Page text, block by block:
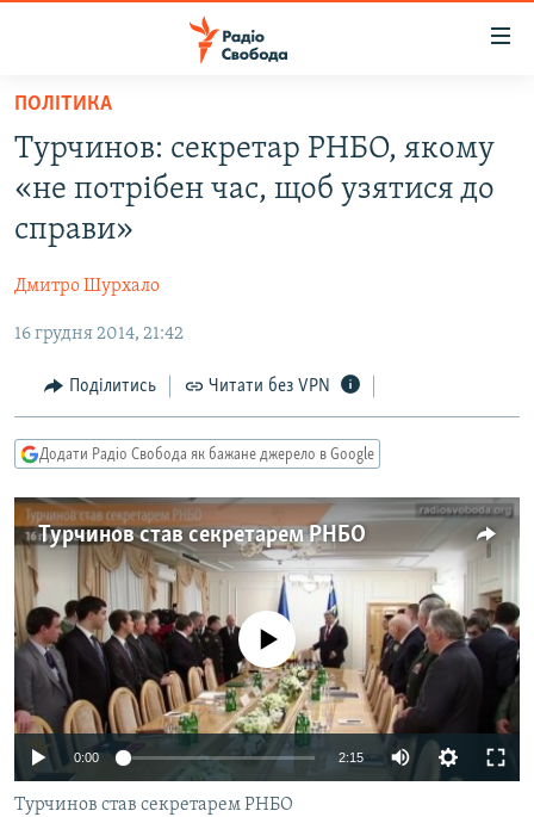
Перейти
основного
матеріалу
до
основної
навігації
Перейти
пошуку
ВСЕ ЗА ДОБУ
ЕКОНОМІКА
СУСПІЛЬСТВО
КУЛЬТУРА
УКРАЇНА
СВІТ
РОСІЙСЬКА «ФІЛЬТРАЦІЯ»
ДОНБАС.РЕАЛІЇ
КРИМ.РЕАЛІЇ
СХЕМИ
КИТАЙ.ВИКЛИКИ
МУЛЬТИМЕДІА
ФОТО
СПЕЦПРОЄКТИ
ПОДКАСТИ
КРИМ РЕАЛІЇ
РУС
ПОЛІТИКА
Турчинов: секретар РНБО, якому
«не потрібен час, щоб узятися до
справи»
Дмитро Шурхало
16 грудня 2014, 21:42
Поділитись Читати без VPN
Додати Радіо Свобода як бажане джерело в Google
Турчинов став секретарем РНБО
No media source currently available
0:00 2:15
Турчинов став секретарем РНБО